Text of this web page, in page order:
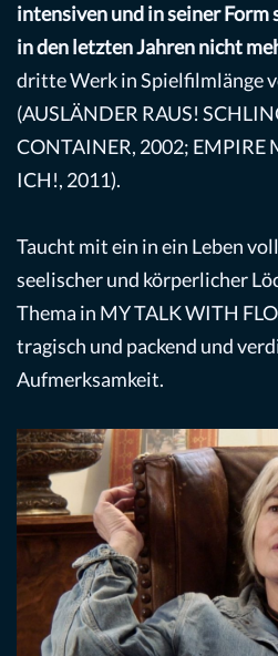
intensiven und in seiner Form
in den letzten Jahren nicht
dritte Werk in Spielfilmlänge
(AUSLÄNDER RAUS!
CONTAINER, 2002; EMPIRE
ICH!, 2011).
Taucht mit ein in ein Leben
seelischer und körperlicher
Thema in MY TALK WITH
tragisch und packend und
Aufmerksamkeit.